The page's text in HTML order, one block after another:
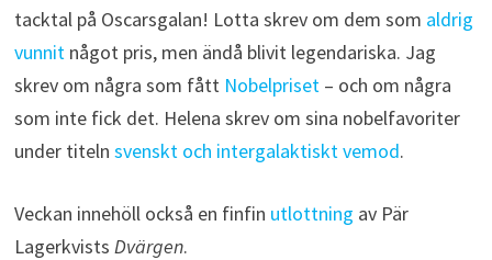
tacktal på Oscarsgalan! Lotta skrev om dem som aldrig
vunnit något pris, men ändå blivit legendariska. Jag
skrev om några som fått Nobelpriset– och om några
som inte fick det. Helena skrev om sina nobelfavoriter
under titeln svenskt och intergalaktiskt vemod.
Veckan innehöll också en finfin utlottning av Pär
Lagerkvists Dvärgen.